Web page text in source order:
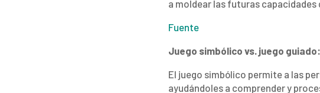
a moldear las futuras
Fuente
Juego simbólico vs. juego
El juego simbólico permite a las
ayudándoles a comprender y